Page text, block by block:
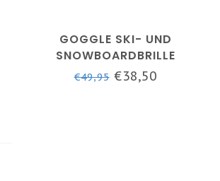
GOGGLE SKI- UND
SNOWBOARDBRILLE
BLAU
€49,95€38,50